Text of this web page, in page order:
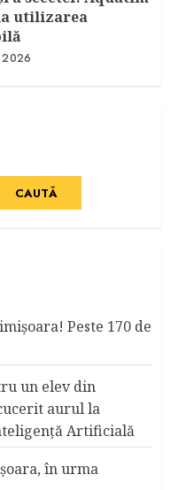
utilizarea
2026
CAUTĂ
Peste 170 de
un elev din
aurul la
Artificială
în urma